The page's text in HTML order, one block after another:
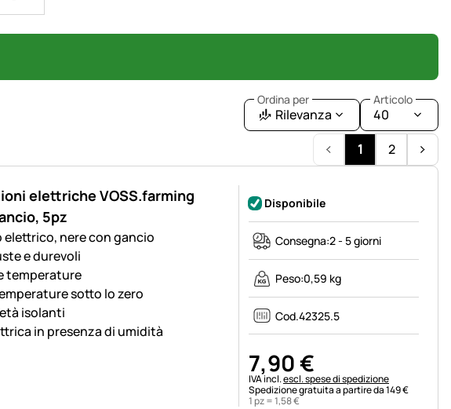
Ordina per
Rilevanza
Articolo
40
1
2
elettriche VOSS.farming
5pz
nere con gancio
e durevoli
temperature
sotto lo zero
isolanti
in presenza di umidità
Disponibile
Consegna:2 - 5 giorni
Peso:0,59 kg
Cod.42325.5
7,90€
Informazioni fiscali:
IVA incl.escl. spese di spedizione
Spedizione gratuita a partire da 149 €
1 pz =1,58€